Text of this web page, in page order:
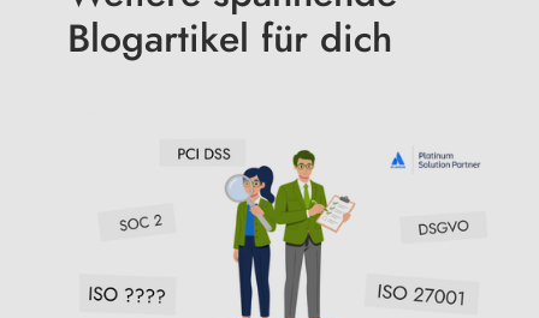
Blogartikel für dich